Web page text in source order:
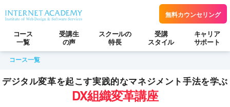
無料カウンセリング
コース
一覧
受講生
の声
スクールの
特長
受講
スタイル
キャリア
サポート
コース一覧
デジタル変革を起こす実践的なマネジメント手法を学ぶ
DX組織変革講座